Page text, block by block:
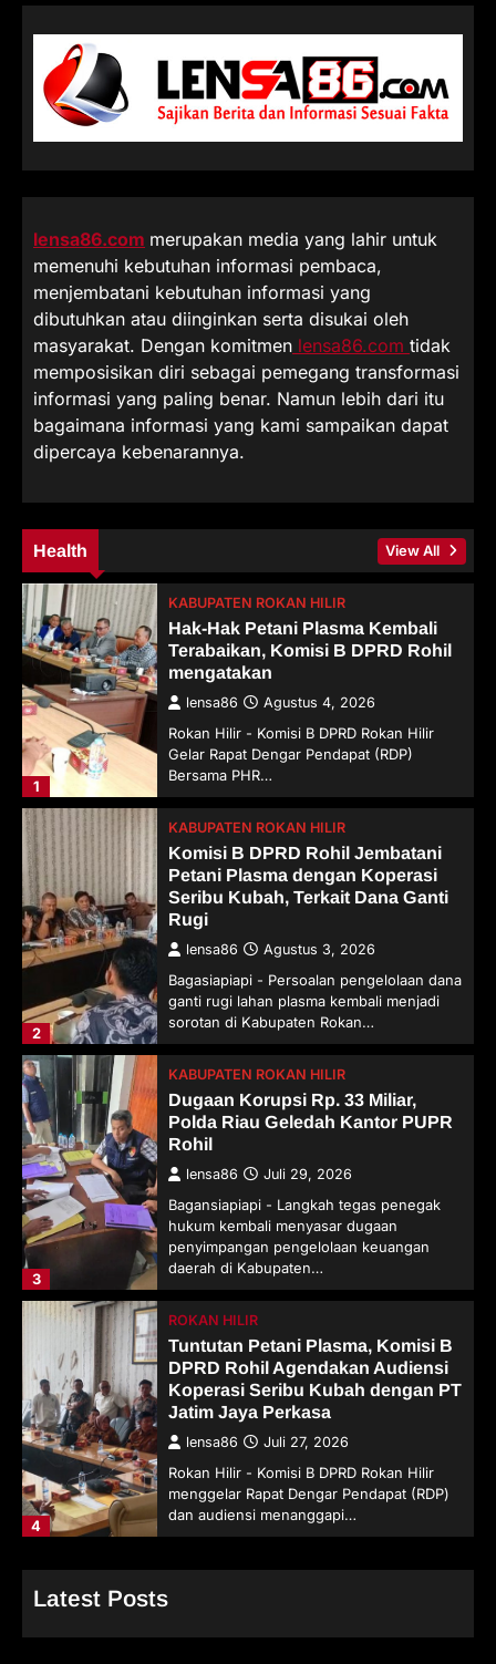
lensa86.com merupakan media yang lahir untuk
memenuhi kebutuhan informasi pembaca,
menjembatani kebutuhan informasi yang
dibutuhkan atau diinginkan serta disukai oleh
masyarakat. Dengan komitmen lensa86.com tidak
memposisikan diri sebagai pemegang transformasi
informasi yang paling benar. Namun lebih dari itu
bagaimana informasi yang kami sampaikan dapat
dipercaya kebenarannya.
Health View All
1
KABUPATEN ROKAN HILIR
Hak-Hak Petani Plasma Kembali
Terabaikan, Komisi B DPRD Rohil
mengatakan
lensa86 Agustus 4, 2026
Rokan Hilir - Komisi B DPRD Rokan Hilir
Gelar Rapat Dengar Pendapat (RDP)
Bersama PHR…
2
KABUPATEN ROKAN HILIR
Komisi B DPRD Rohil Jembatani
Petani Plasma dengan Koperasi
Seribu Kubah, Terkait Dana Ganti
Rugi
lensa86 Agustus 3, 2026
Bagasiapiapi - Persoalan pengelolaan dana
ganti rugi lahan plasma kembali menjadi
sorotan di Kabupaten Rokan…
3
KABUPATEN ROKAN HILIR
Dugaan Korupsi Rp. 33 Miliar,
Polda Riau Geledah Kantor PUPR
Rohil
lensa86 Juli 29, 2026
Bagansiapiapi - Langkah tegas penegak
hukum kembali menyasar dugaan
penyimpangan pengelolaan keuangan
daerah di Kabupaten…
4
ROKAN HILIR
Tuntutan Petani Plasma, Komisi B
DPRD Rohil Agendakan Audiensi
Koperasi Seribu Kubah dengan PT
Jatim Jaya Perkasa
lensa86 Juli 27, 2026
Rokan Hilir - Komisi B DPRD Rokan Hilir
menggelar Rapat Dengar Pendapat (RDP)
dan audiensi menanggapi…
Latest Posts